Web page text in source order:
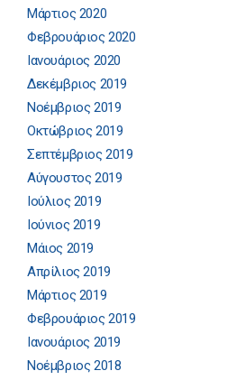
Μάρτιος 2020
Φεβρουάριος 2020
Ιανουάριος 2020
Δεκέμβριος 2019
Νοέμβριος 2019
Οκτώβριος 2019
Σεπτέμβριος 2019
Αύγουστος 2019
Ιούλιος 2019
Ιούνιος 2019
Μάιος 2019
Απρίλιος 2019
Μάρτιος 2019
Φεβρουάριος 2019
Ιανουάριος 2019
Νοέμβριος 2018